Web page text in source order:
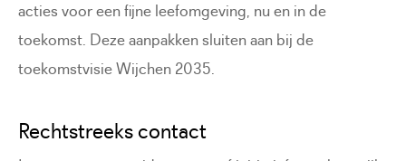
acties voor een fijne leefomgeving, nu en in de
toekomst. Deze aanpakken sluiten aan bij de
toekomstvisie Wijchen 2035.
Rechtstreeks contact